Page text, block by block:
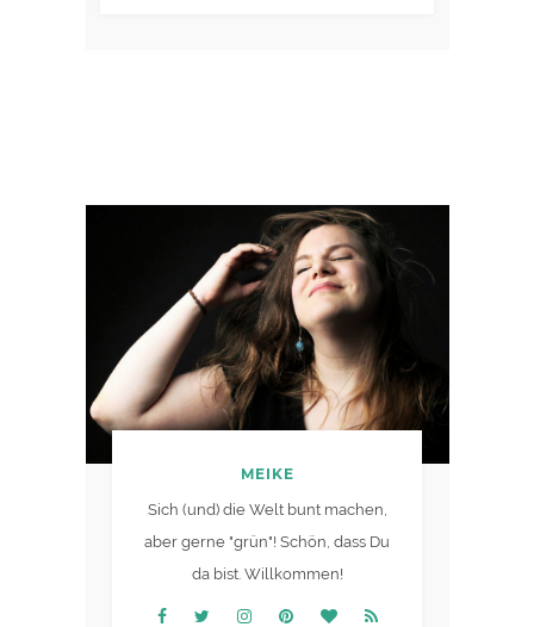
MEIKE
Sich (und) die Welt bunt machen,
aber gerne "grün"! Schön, dass Du
da bist. Willkommen!